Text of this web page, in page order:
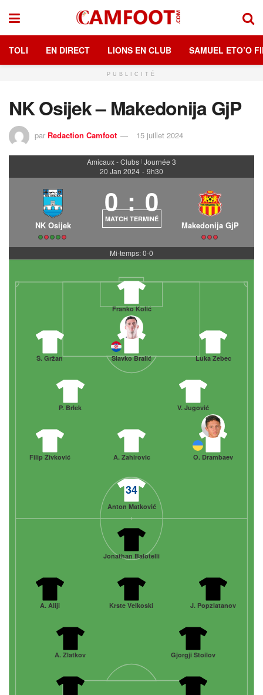
TOLI EN DIRECT LIONS EN CLUB SAMUEL ETO’O
PUBLICITÉ
NK Osijek – Makedonija GjP
par Redaction Camfoot 15 juillet 2024
Amicaux - Clubs | Journée 3
20 Jan 2024 - 9h30
NK Osijek
0 : 0
MATCH TERMINÉ
Makedonija GjP
Mi-temps: 0-0
Franko Kolić
Luka Zebec
Slavko Bralić
Š. Gržan
V. Jugović
P. Brlek
O. Drambaev
A. Zahirovic
Filip Živković
34
Anton Matković
A. Zlatkov Gjorgji Stoilov
A. Aliji Krste Velkoski J. Popzlatanov
Jonathan Balotelli